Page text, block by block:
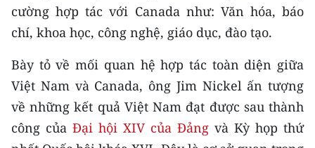
Trung du và miền núi phía Bắc
Đồng bằng sông Hồng
Bắc Trung Bộ
Duyên hải Nam Trung Bộ và Tây
Nguyên
cường hợp tác với Canada như: Văn hóa, báo
chí, khoa học, công nghệ, giáo dục, đào tạo.
Bày tỏ về mối quan hệ hợp tác toàn diện giữa
Việt Nam và Canada, ông Jim Nickel ấn tượng
về những kết quả Việt Nam đạt được sau thành
công của Đại hội XIV của Đảng và Kỳ họp thứ